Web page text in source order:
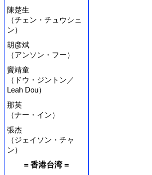
陳楚生
（チェン・チュウシェ
ン）
胡彦斌
（アンソン・フー）
竇靖童
（ドウ・ジントン／
Leah Dou）
那英
（ナー・イン）
張杰
（ジェイソン・チャ
ン）
= 香港台湾 =